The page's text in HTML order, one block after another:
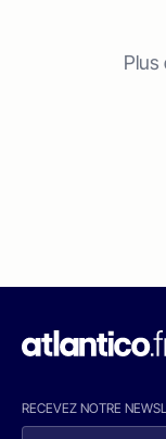
Plus
RECEVEZ NOTRE